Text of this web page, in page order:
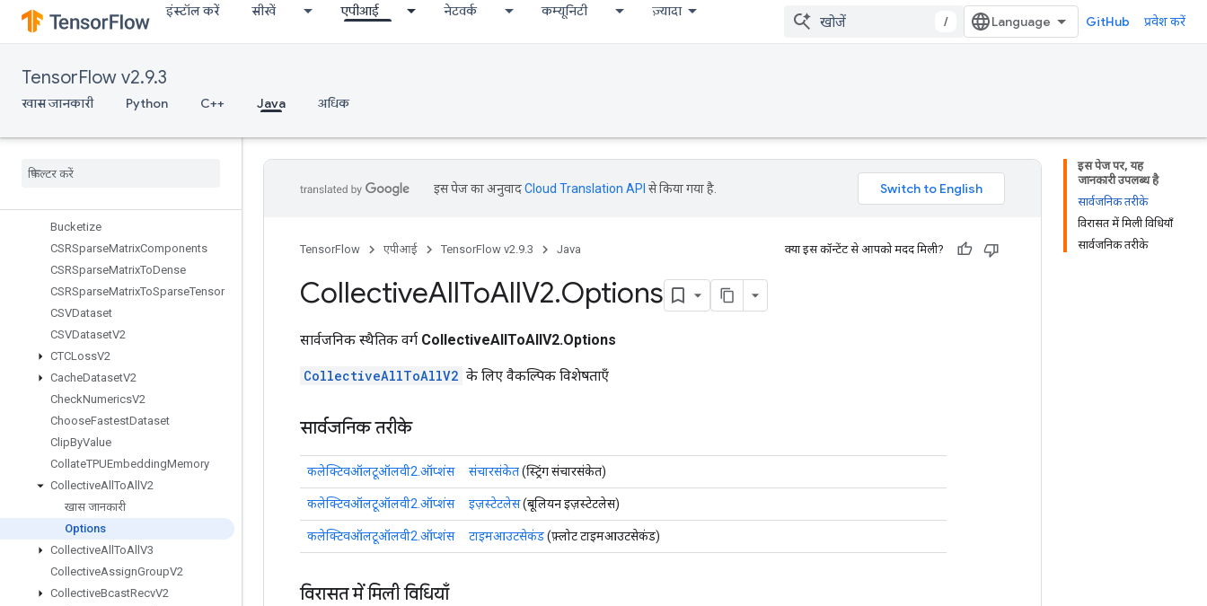
इंस्टॉल करें सीखें एपीआई नेटवर्क कम्यूनिटी ज़्यादा
/ GitHub प्रवेश करें
TensorFlow v2.9.3
खास जानकारी Python C++ Java अधिक
BoostedTreesSerializeEnsemble
BoostedTreesSparseAggregateSt
BoostedTreesSparseCalculateBestFeatureSplit
BoostedTreesTrainingPredict
BoostedTreesUpdateEnsembleV2
Bucketize
CSRSparseMatrixComponents
CSRSparseMatrixToDense
CSRSparseMatrixToSparseTensor
CSVDataset
CSVDatasetV2
CTCLossV2
CacheDatasetV2
CheckNumericsV2
ChooseFastestDataset
ClipByValue
CollateTPUEmbeddingMemory
CollectiveAll ToAll V2
खास जानकारी
Options
CollectiveAll ToAll V3
CollectiveAssignGroupV2
CollectiveBcastRecvV2
इस पेज पर, यह
जानकारी उपलब्ध है
सार्वजनिक तरीके
विरासत में मिली विधियाँ
सार्वजनिक तरीके
इस पेज का अनुवादCloud Translation API से किया गया है.
TensorFlow एपीआई TensorFlow v2.9.3 Java क्या इस कॉन्टेंट से आपको मदद मिली?
CollectiveAllToAllV2.Options
सार्वजनिक स्थैतिक वर्ग CollectiveAllToAllV2.Options
CollectiveAllToAllV2 के लिए वैकल्पिक विशेषताएँ
सार्वजनिक तरीके
कलेक्टिवऑलटूऑलवी2.ऑप्शंस संचारसंकेत(स्ट्रिंग संचारसंकेत)
कलेक्टिवऑलटूऑलवी2.ऑप्शंस इज़स्टेटलेस(बूलियन इज़स्टेटलेस)
कलेक्टिवऑलटूऑलवी2.ऑप्शंस टाइमआउटसेकंड(फ़्लोट टाइमआउटसेकंड)
विरासत में मिली विधियाँ